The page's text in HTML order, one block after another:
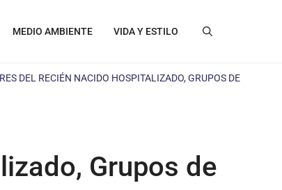
MEDIO AMBIENTE VIDA Y ESTILO
DEL RECIÉN NACIDO HOSPITALIZADO, GRUPOS DE
Grupos de